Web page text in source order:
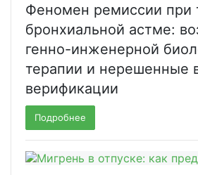
Феномен ремиссии при
бронхиальной астме:
генно-инженерной
терапии и нерешенные
верификации
Подробнее